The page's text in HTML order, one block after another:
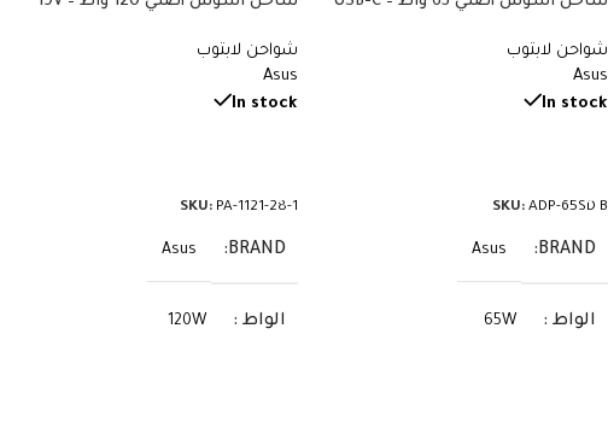
ZenBook ExpertBook Chromebook –
ADP-65SD B
شواحن لابتوب
Asus
In stock
SKU: ADP-65SD B
BRAND
Asus
الواط 65W
GL TUF FX VivoBook Pro – Original
28
شواحن لابتوب
Asus
In stock
SKU: PA-1121-28-1
BRAND
Asus
الواط 120W